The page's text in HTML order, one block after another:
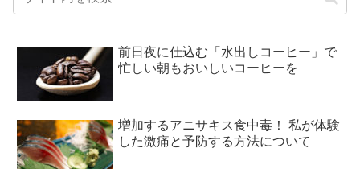
前日夜に仕込む「水出しコーヒー」で
忙しい朝もおいしいコーヒーを
増加するアニサキス食中毒！ 私が体験
した激痛と予防する方法について